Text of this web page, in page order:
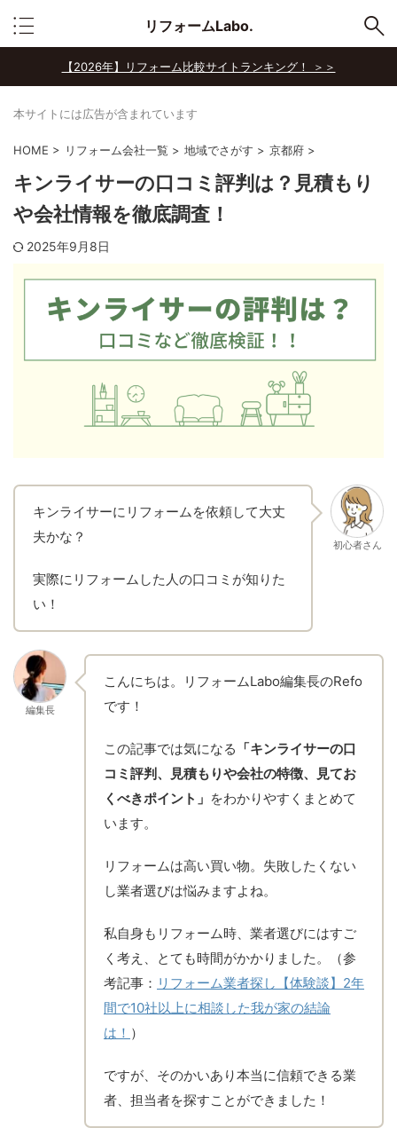
リフォームLabo.
【2026年】リフォーム比較サイトランキング！ ＞＞
本サイトには広告が含まれています
HOME > リフォーム会社一覧 > 地域でさがす > 京都府 >
キンライサーの口コミ評判は？見積もり
や会社情報を徹底調査！
2025年9月8日
キンライサーにリフォームを依頼して大丈
夫かな？
実際にリフォームした人の口コミが知りた
い！
初心者さん
編集長
こんにちは。リフォームLabo編集長のRefo
です！
この記事では気になる 「キンライサーの口
コミ評判、見積もりや会社の特徴、見てお
くべきポイント」 をわかりやすくまとめて
います。
リフォームは高い買い物。失敗したくない
し業者選びは悩みますよね。
私自身もリフォーム時、業者選びにはすご
く考え、とても時間がかかりました。（参
考記事： リフォーム業者探し【体験談】2年
間で10社以上に相談した我が家の結論
は！ ）
ですが、そのかいあり本当に信頼できる業
者、担当者を探すことができました！